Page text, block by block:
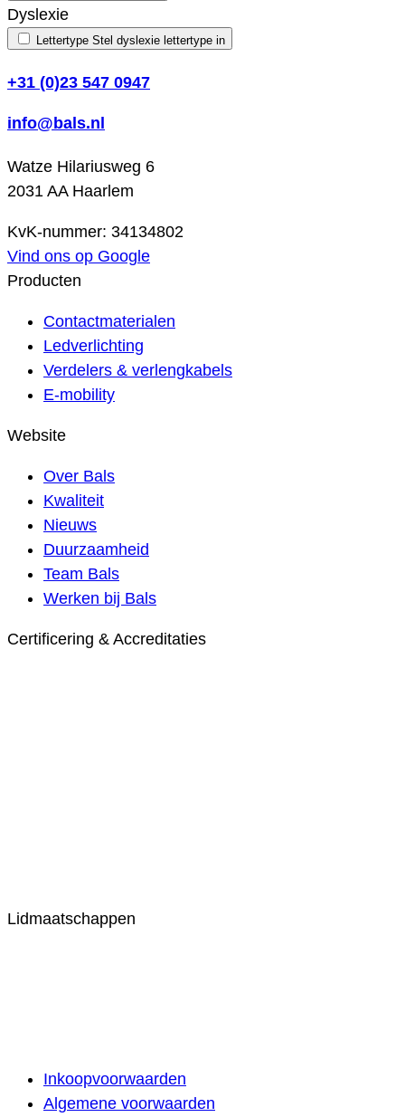
Dyslexie
Lettertype Stel dyslexie lettertype in
+31 (0)23 547 0947
info@bals.nl
Watze Hilariusweg 6
2031 AA Haarlem
KvK-nummer: 34134802
Vind ons op Google
Producten
Contactmaterialen
Ledverlichting
Verdelers & verlengkabels
E-mobility
Website
Over Bals
Kwaliteit
Nieuws
Duurzaamheid
Team Bals
Werken bij Bals
Certificering & Accreditaties
Lidmaatschappen
Inkoopvoorwaarden
Algemene voorwaarden